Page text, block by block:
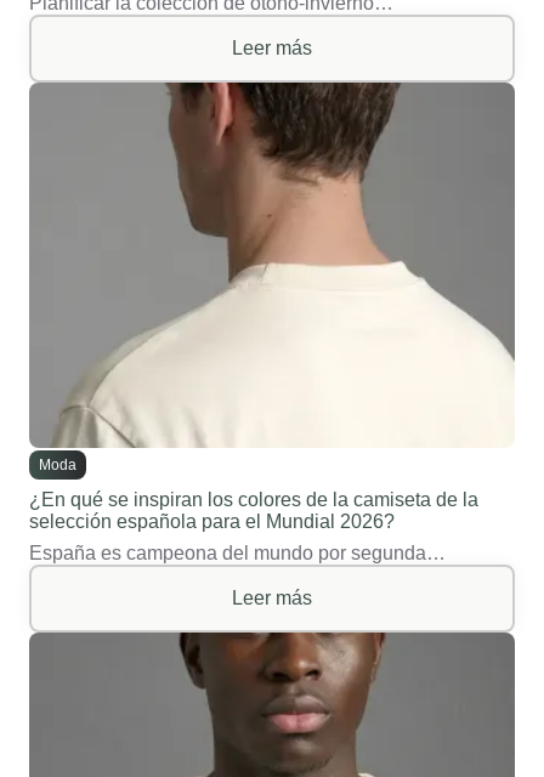
Leer más
Moda
¿En qué se inspiran los colores de la camiseta de la
selección española para el Mundial 2026?
España es campeona del mundo por segunda…
Leer más